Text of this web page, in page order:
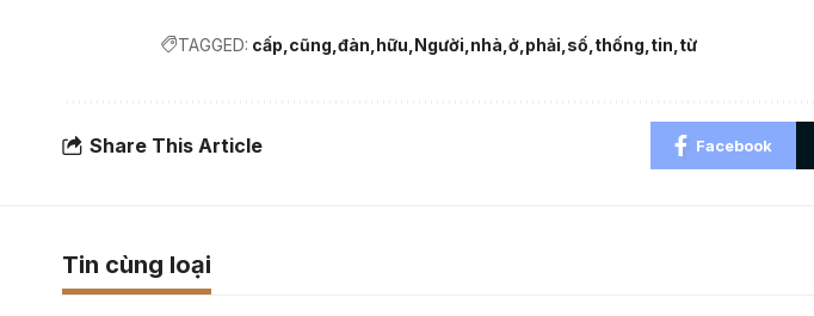
TAGGED: cấp cũng đàn hữu Người nhà ở phải số thống tin từ
Share This Article Facebook
Tin cùng loại